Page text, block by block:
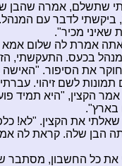
שתשלם, אמרה שהבן
לדבר עם
שאיני מכיר".
אמרת לה שלום
בכעס. התעקשתי,
את הסיפור.
תמונות לשם זיהוי.
אמר הקצין, "היא תמיד
בארץ".
מתשלום 200 ש"ח?" שאלתי את
הבן שלה. קראת לה
כל החשבון, מסתבר